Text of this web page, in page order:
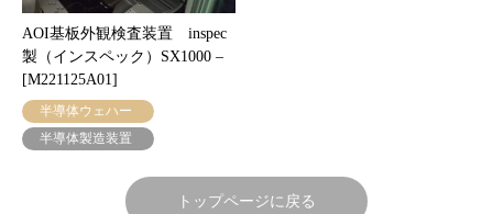
AOI基板外観検査装置 inspec
製（インスペック）SX1000 –
[M221125A01]
半導体ウェハー
半導体製造装置
トップページに戻る